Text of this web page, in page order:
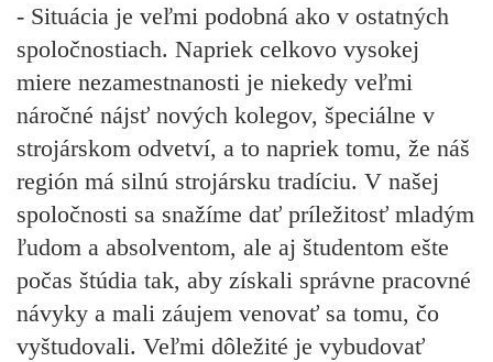
- Situácia je veľmi podobná ako v ostatných
spoločnos­tiach. Napriek celkovo vysokej
miere nezamestnanosti je niekedy veľmi
náročné nájsť nových kolegov, špeciálne v
strojárskom odvetví, a to napriek tomu, že náš
región má silnú strojársku tradíciu. V našej
spoločnosti sa snažíme dať príležitosť mladým
ľudom a absolventom, ale aj študentom ešte
počas štúdia tak, aby získali správne pracovné
návyky a mali záujem venovať sa tomu, čo
vyštudovali. Veľmi dôležité je vybudovať